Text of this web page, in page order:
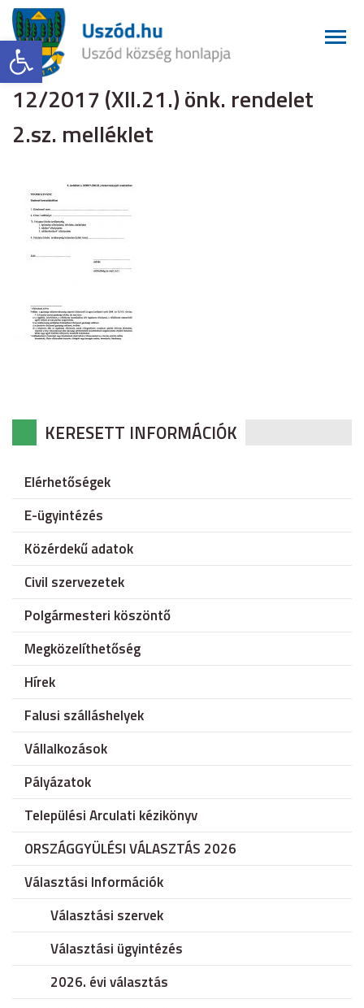
Eszköztár megnyitása
12/2017 (XII.21.) önk. rendelet
2.sz. melléklet
KERESETT INFORMÁCIÓK
Elérhetőségek
E-ügyintézés
Közérdekű adatok
Civil szervezetek
Polgármesteri köszöntő
Megközelíthetőség
Hírek
Falusi szálláshelyek
Vállalkozások
Pályázatok
Települési Arculati kézikönyv
ORSZÁGGYÜLÉSI VÁLASZTÁS 2026
Választási Információk
Választási szervek
Választási ügyintézés
2026. évi választás